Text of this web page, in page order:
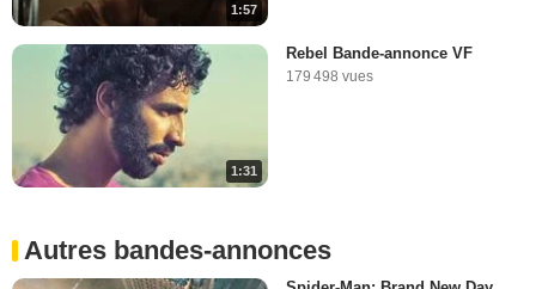
1:57
1:31
Rebel Bande-annonce VF
179 498 vues
Autres bandes-annonces